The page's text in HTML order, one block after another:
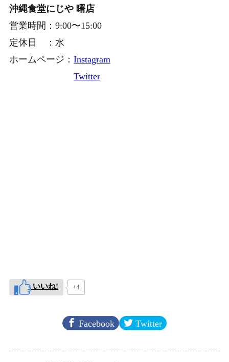
沖縄食堂にじや 曙店
営業時間：9:00〜15:00
定休日 ：水
ホームページ： Instagram
Twitter
いいね! +4
Facebook Twitter